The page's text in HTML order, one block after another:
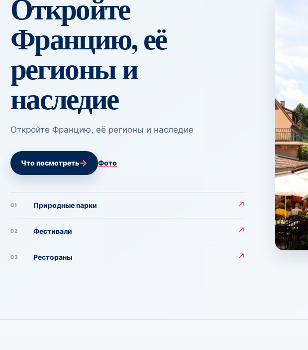
Францию, её
регионы и
наследие
Откройте Францию, её регионы и наследие
Что посмотреть→ Фото
01 Природные парки ↗
02 Фестивали ↗
03 Рестораны ↗